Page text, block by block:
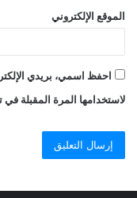
الموقع الإلكتروني
احفظ اسمي، بريدي
لاستخدامها المرة المقبلة في